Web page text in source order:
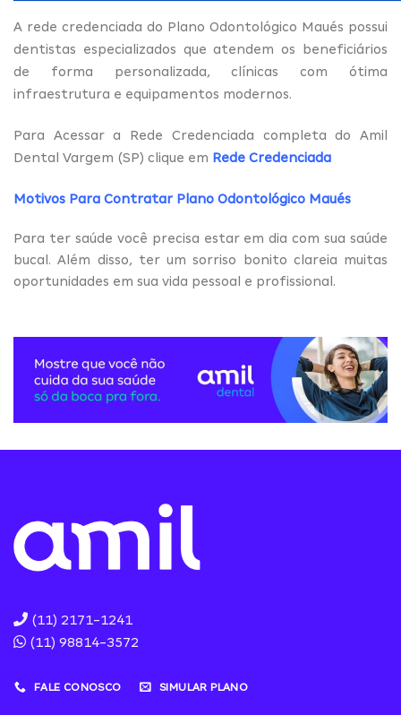
A rede credenciada do Plano Odontológico Maués possui
dentistas especializados que atendem os beneficiários
de forma personalizada, clínicas com ótima
infraestrutura e equipamentos modernos.
Para Acessar a Rede Credenciada completa do Amil
Dental Vargem (SP) clique em Rede Credenciada
Motivos Para Contratar Plano Odontológico Maués
Para ter saúde você precisa estar em dia com sua saúde
bucal. Além disso, ter um sorriso bonito clareia muitas
oportunidades em sua vida pessoal e profissional.
(11) 2171-1241
(11) 98814-3572
FALE CONOSCO SIMULAR PLANO